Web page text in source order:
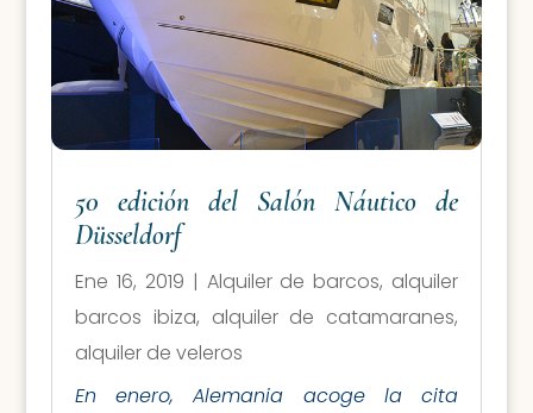
50 edición del Salón Náutico de
Düsseldorf
Ene 16, 2019 | Alquiler de barcos, alquiler
barcos ibiza, alquiler de catamaranes,
alquiler de veleros
En enero, Alemania acoge la cita